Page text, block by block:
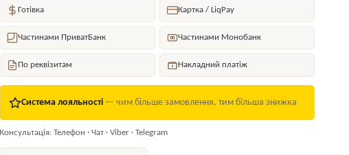
Готівка Картка / LiqPay
Частинами ПриватБанк Частинами Монобанк
По реквізитам Накладний платіж
Система лояльності — чим більше замовлення, тим більша знижка
Консультація: Телефон · Чат · Viber · Telegram